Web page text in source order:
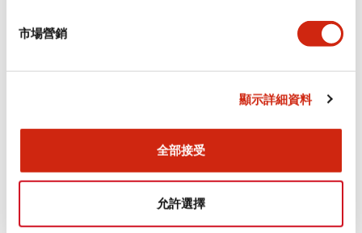
市場營銷
顯示詳細資料
全部接受
允許選擇
認證與標準
Flush Silhouette LW系列 控制元件 (英文版)
2025/09/19.PDF1.23MB